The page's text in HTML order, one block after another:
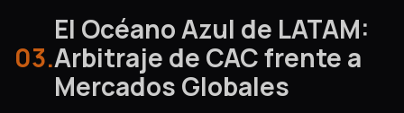
03.
El Océano Azul de LATAM:
Arbitraje de CAC frente a
Mercados Globales